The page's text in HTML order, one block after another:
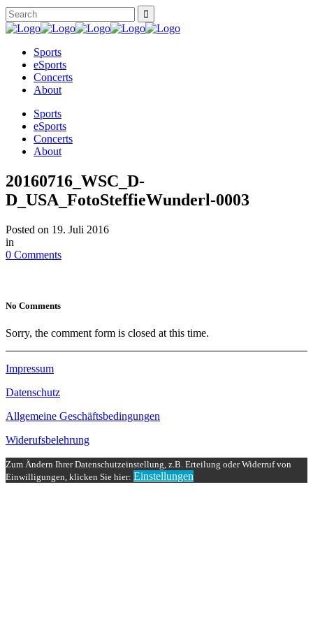
Sports
eSports
Concerts
About
Sports
eSports
Concerts
About
20160716_WSC_D-
D_USA_FotoSteffieWunderl-0003
Posted on 19. Juli 2016
in
0 Comments
No Comments
Sorry, the comment form is closed at this time.
Impressum
Datenschutz
Allgemeine Geschäftsbedingungen
Widerufsbelehrung
Zum Ändern Ihrer Datenschutzeinstellung, z.B. Erteilung oder Widerruf von
Einwilligungen, klicken Sie hier: Einstellungen